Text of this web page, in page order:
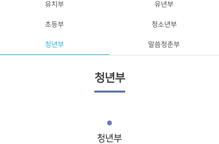
유치부 유년부
초등부 청소년부
청년부 말씀청춘부
청년부
청년부